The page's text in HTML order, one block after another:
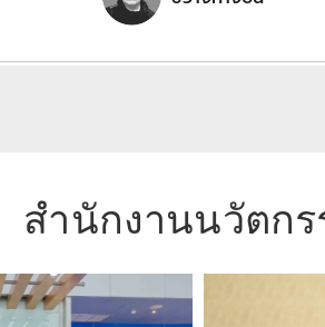
สำนักงานนวัตก